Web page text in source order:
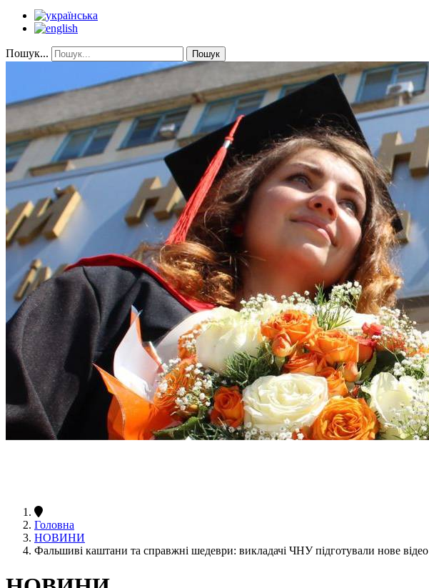
Пошук... Пошук
Головна
НОВИНИ
Фальшиві каштани та справжні шедеври: викладачі ЧНУ підготували нове відео